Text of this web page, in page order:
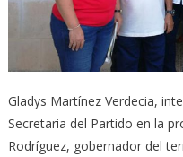
Gladys Martínez Verdecia,
Secretaria del Partido en la
Rodríguez, gobernador del